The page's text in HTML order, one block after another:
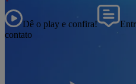
Dê o play e confira!
contato